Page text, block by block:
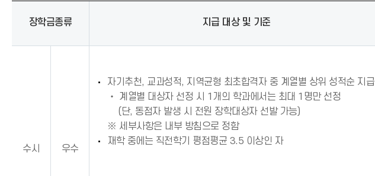
장학금종류 지급 대상 및 기준
수시 우수
자기추천, 교과성적, 지역균형 최초합격자 중 계열별 상위 성적순 지급
‧ 계열별 대상자 선정 시 1개의 학과에서는 최대 1명만 선정
(단, 동점자 발생 시 전원 장학대상자 선발 가능)
※ 세부사항은 내부 방침으로 정함
재학 중에는 직전학기 평점평균 3.5 이상인 자